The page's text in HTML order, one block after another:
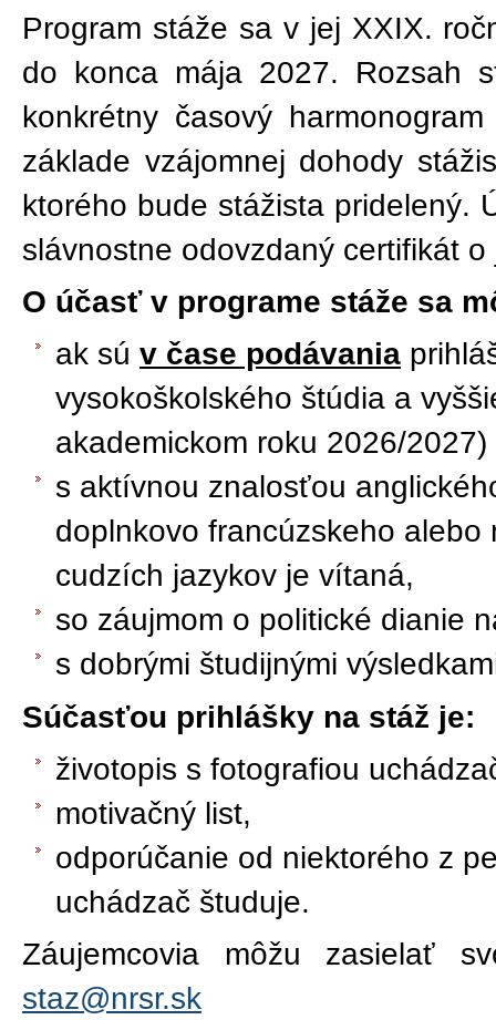
Program stáže sa v jej XXIX.
do konca mája 2027. Rozsah
konkrétny časový
základe vzájomnej dohody
ktorého bude stážista pridelený.
slávnostne odovzdaný certifikát
O účasť v programe stáže sa
ak sú v čase podávania
vysokoškolského štúdia a
akademickom roku 2026/
s aktívnou znalosťou
doplnkovo francúzskeho
cudzích jazykov je vítaná,
so záujmom o politické dianie
s dobrými študijnými
Súčasťou prihlášky na stáž je:
životopis s fotografiou
motivačný list,
odporúčanie od niektorého z
uchádzač študuje.
Záujemcovia môžu zasielať
staz@nrsr.sk